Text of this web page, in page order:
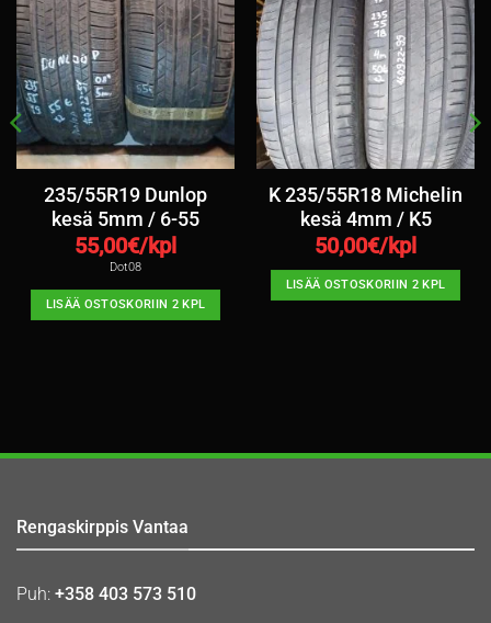
235/55R19 Dunlop
kesä 5mm / 6-55
55,00€/kpl
Dot08
LISÄÄ OSTOSKORIIN 2 KPL
K 235/55R18 Michelin
kesä 4mm / K5
50,00€/kpl
LISÄÄ OSTOSKORIIN 2 KPL
Rengaskirppis Vantaa
Puh: +358 403 573 510